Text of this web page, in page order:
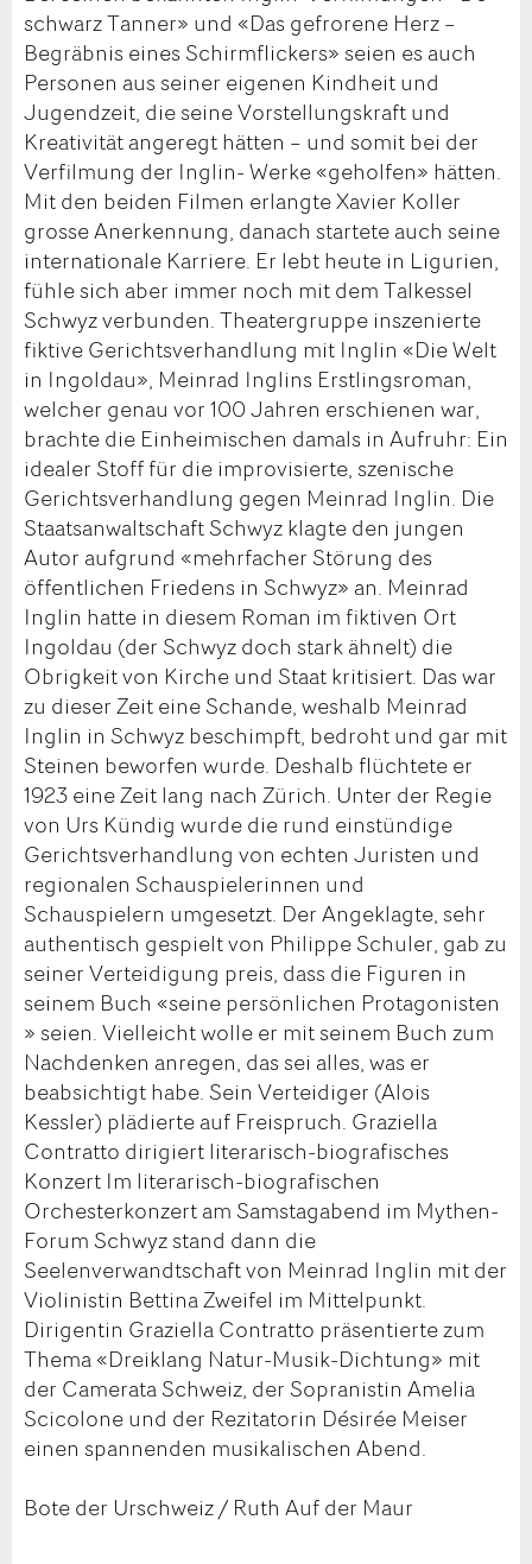
schwarz Tanner» und «Das gefrorene Herz –
Begräbnis eines Schirmflickers» seien es auch
Personen aus seiner eigenen Kindheit und
Jugendzeit, die seine Vorstellungskraft und
Kreativität angeregt hätten – und somit bei der
Verfilmung der Inglin- Werke «geholfen» hätten.
Mit den beiden Filmen erlangte Xavier Koller
grosse Anerkennung, danach startete auch seine
internationale Karriere. Er lebt heute in Ligurien,
fühle sich aber immer noch mit dem Talkessel
Schwyz verbunden. Theatergruppe inszenierte
fiktive Gerichtsverhandlung mit Inglin «Die Welt
in Ingoldau», Meinrad Inglins Erstlingsroman,
welcher genau vor 100 Jahren erschienen war,
brachte die Einheimischen damals in Aufruhr: Ein
idealer Stoff für die improvisierte, szenische
Gerichtsverhandlung gegen Meinrad Inglin. Die
Staatsanwaltschaft Schwyz klagte den jungen
Autor aufgrund «mehrfacher Störung des
öffentlichen Friedens in Schwyz» an. Meinrad
Inglin hatte in diesem Roman im fiktiven Ort
Ingoldau (der Schwyz doch stark ähnelt) die
Obrigkeit von Kirche und Staat kritisiert. Das war
zu dieser Zeit eine Schande, weshalb Meinrad
Inglin in Schwyz beschimpft, bedroht und gar mit
Steinen beworfen wurde. Deshalb flüchtete er
1923 eine Zeit lang nach Zürich. Unter der Regie
von Urs Kündig wurde die rund einstündige
Gerichtsverhandlung von echten Juristen und
regionalen Schauspielerinnen und
Schauspielern umgesetzt. Der Angeklagte, sehr
authentisch gespielt von Philippe Schuler, gab zu
seiner Verteidigung preis, dass die Figuren in
seinem Buch «seine persönlichen Protagonisten
» seien. Vielleicht wolle er mit seinem Buch zum
Nachdenken anregen, das sei alles, was er
beabsichtigt habe. Sein Verteidiger (Alois
Kessler) plädierte auf Freispruch. Graziella
Contratto dirigiert literarisch-biografisches
Konzert Im literarisch-biografischen
Orchesterkonzert am Samstagabend im Mythen-
Forum Schwyz stand dann die
Seelenverwandtschaft von Meinrad Inglin mit der
Violinistin Bettina Zweifel im Mittelpunkt.
Dirigentin Graziella Contratto präsentierte zum
Thema «Dreiklang Natur-Musik-Dichtung» mit
der Camerata Schweiz, der Sopranistin Amelia
Scicolone und der Rezitatorin Désirée Meiser
einen spannenden musikalischen Abend.
Bote der Urschweiz / Ruth Auf der Maur